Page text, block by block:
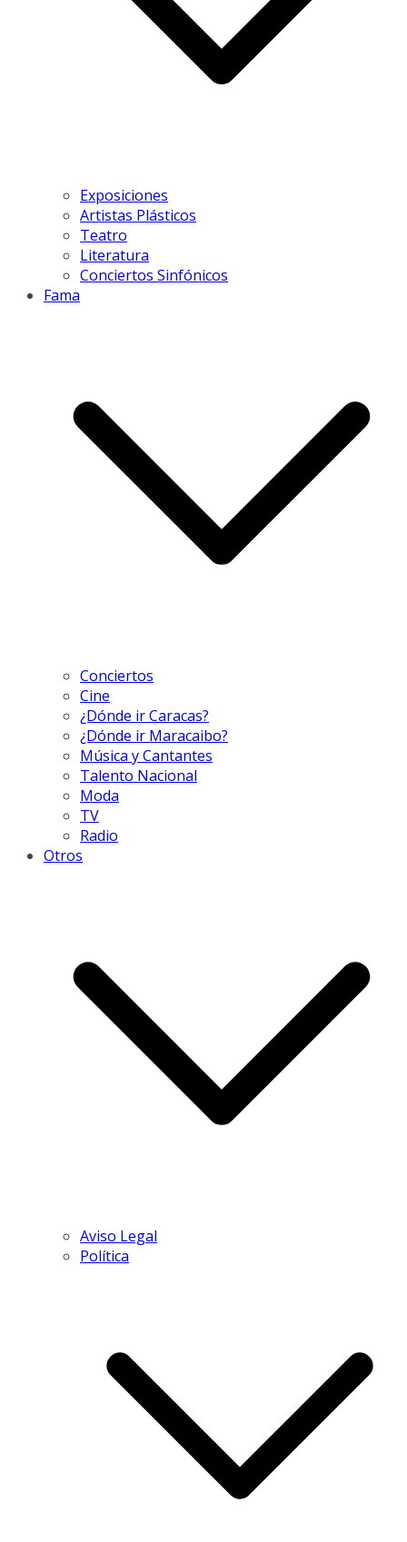
Exposiciones
Artistas Plásticos
Teatro
Literatura
Conciertos Sinfónicos
Fama
Conciertos
Cine
¿Dónde ir Caracas?
¿Dónde ir Maracaibo?
Música y Cantantes
Talento Nacional
Moda
TV
Radio
Otros
Aviso Legal
Política